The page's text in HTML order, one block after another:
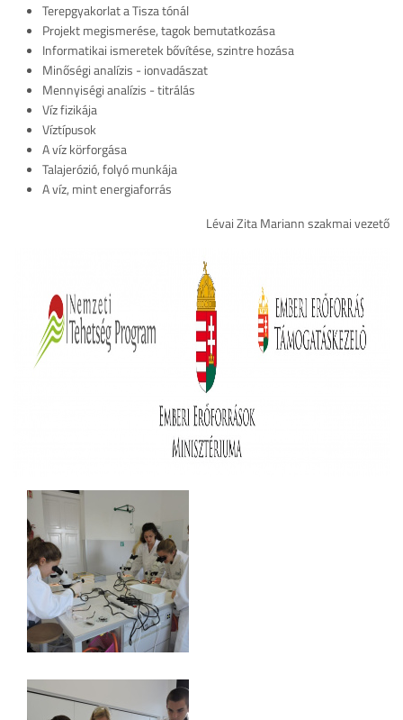
Terepgyakorlat a Tisza tónál
Projekt megismerése, tagok bemutatkozása
Informatikai ismeretek bővítése, szintre hozása
Minőségi analízis - ionvadászat
Mennyiségi analízis - titrálás
Víz fizikája
Víztípusok
A víz körforgása
Talajerózió, folyó munkája
A víz, mint energiaforrás
Lévai Zita Mariann szakmai vezető